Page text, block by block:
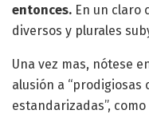
entonces. En un claro
diversos y plurales
Una vez mas, nótese
alusión a “prodigiosas
estandarizadas”,